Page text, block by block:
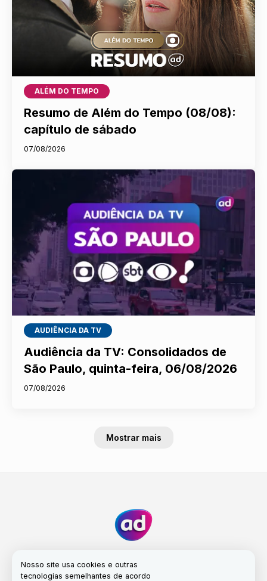
Nosso site usa cookies e outras
tecnologias semelhantes de acordo
ALÉM DO TEMPO
Resumo de Além do Tempo (08/08):
capítulo de sábado
07/08/2026
AUDIÊNCIA DA TV
Audiência da TV: Consolidados de
São Paulo, quinta-feira, 06/08/2026
07/08/2026
Mostrar mais